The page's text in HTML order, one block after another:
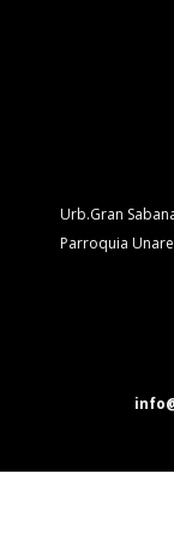
Urb.Gran
Parroquia